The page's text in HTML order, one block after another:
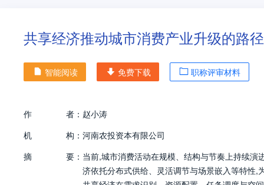
共享经济推动城市消费产业升级的路
智能阅读 免费下载 职称评审材料
作 者： 赵小涛
机
构： 河南农投资本有限公司
摘
要： 当前,城市消费活动在规模、结构与节奏上持续
济依托分布式供给、灵活调节与场景嵌入等特性